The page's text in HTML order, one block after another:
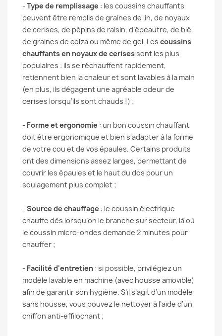
-Type de remplissage : les coussins chauffants
peuvent être remplis de graines de lin, de noyaux
de cerises, de pépins de raisin, d’épeautre, de blé,
de graines de colza ou même de gel. Les coussins
chauffants en noyaux de cerisessont les plus
populaires : ils se réchauffent rapidement,
retiennent bien la chaleur et sont lavables à la main
(en plus, ils dégagent une agréable odeur de
cerises lorsqu’ils sont chauds !) ;
- Forme et ergonomie : un bon coussin chauffant
doit être ergonomique et bien s'adapter à la forme
de votre cou et de vos épaules. Certains produits
ont des dimensions assez larges, permettant de
couvrir les épaules et le haut du dos pour un
soulagement plus complet ;
-Source de chauffage : le coussin électrique
chauffe dès lorsqu’on le branche sur secteur, là où
le coussin micro-ondes demande 2 minutes pour
chauffer ;
- Facilité d'entretien : si possible, privilégiez un
modèle lavable en machine (avec housse amovible)
afin de garantir son hygiène. S’il s’agit d’un modèle
sans housse, vous pouvez le nettoyer à l’aide d’un
chiffon anti-effilochant ;